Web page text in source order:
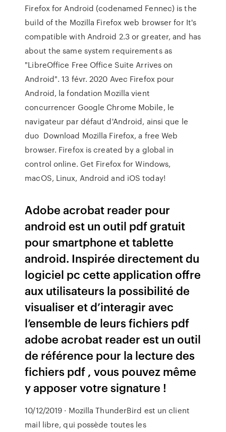
Firefox for Android (codenamed Fennec) is the
build of the Mozilla Firefox web browser for It's
compatible with Android 2.3 or greater, and has
about the same system requirements as
"LibreOffice Free Office Suite Arrives on
Android". 13 févr. 2020 Avec Firefox pour
Android, la fondation Mozilla vient
concurrencer Google Chrome Mobile, le
navigateur par défaut d'Android, ainsi que le
duo Download Mozilla Firefox, a free Web
browser. Firefox is created by a global in
control online. Get Firefox for Windows,
macOS, Linux, Android and iOS today!
Adobe acrobat reader pour
android est un outil pdf gratuit
pour smartphone et tablette
android. Inspirée directement du
logiciel pc cette application offre
aux utilisateurs la possibilité de
visualiser et d’interagir avec
l’ensemble de leurs fichiers pdf
adobe acrobat reader est un outil
de référence pour la lecture des
fichiers pdf , vous pouvez même
y apposer votre signature !
10/12/2019 · Mozilla ThunderBird est un client
mail libre, qui possède toutes les